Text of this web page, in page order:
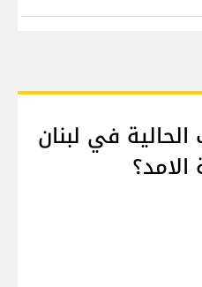
في لبنان